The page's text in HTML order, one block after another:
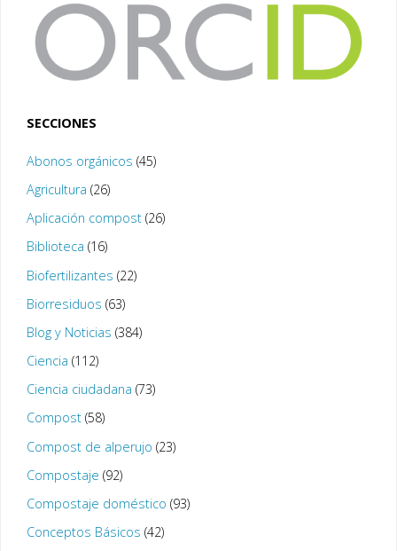
SECCIONES
Abonos orgánicos (45)
Agricultura (26)
Aplicación compost(26)
Biblioteca (16)
Biofertilizantes (22)
Biorresiduos (63)
Blog y Noticias (384)
Ciencia (112)
Ciencia ciudadana (73)
Compost(58)
Compost de alperujo (23)
Compostaje (92)
Compostaje doméstico (93)
Conceptos Básicos (42)